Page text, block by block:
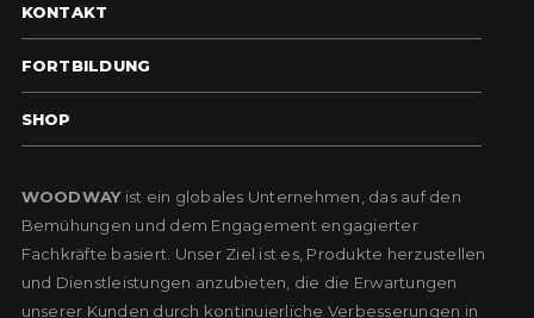
KONTAKT
FORTBILDUNG
SHOP
WOODWAYist ein globales Unternehmen, das auf den
Bemühungen und dem Engagement engagierter
Fachkräfte basiert. Unser Ziel ist es, Produkte herzustellen
und Dienstleistungen anzubieten, die die Erwartungen
unserer Kunden durch kontinuierliche Verbesserungen in